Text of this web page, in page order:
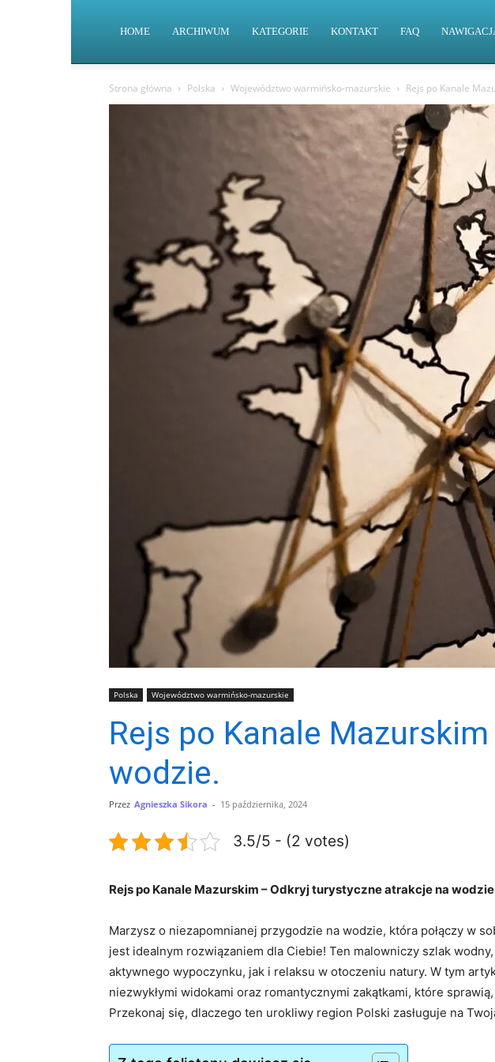
HOME ARCHIWUM KATEGORIE KONTAKT FAQ
Strona główna Polska Województwo warmińsko-mazurskie Rejs po Kanale
Polska Województwo warmińsko-mazurskie
Rejs po Kanale
wodzie.
Przez Agnieszka Sikora - 15 października, 2024
3.5/5 - (2 votes)
Rejs po Kanale Mazurskim – Odkryj turystyczne atrakcje na
Marzysz o niezapomnianej⁣ przygodzie na wodzie, ⁣która połączy w​
jest idealnym‌ rozwiązaniem dla⁣ Ciebie! Ten malowniczy szlak
aktywnego ​wypoczynku, jak i relaksu w otoczeniu natury.‍ W tym
niezwykłymi widokami oraz romantycznymi zakątkami, które
Przekonaj się, dlaczego ten urokliwy⁤ region Polski zasługuje na